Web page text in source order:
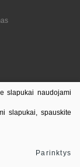
slapukai naudojami
slapukai, spauskite
Parinktys